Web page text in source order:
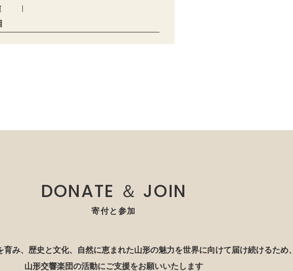
DONATE ＆ JOIN
寄付と参加
育み、歴史と文化、自然に恵まれた山形の魅力を世界に向けて届け続けるため、
山形交響楽団の活動にご支援をお願いいたします